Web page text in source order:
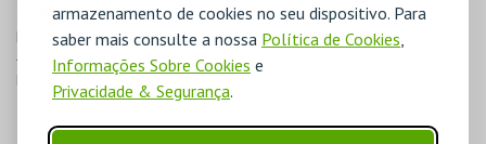
armazenamento de cookies no seu dispositivo. Para
saber mais consulte a nossa Política de Cookies,
Informações Sobre Cookies e
Privacidade & Segurança.
MORADA
Rua das Estrelas
4150-762 Porto
Direcções para Planetário do Porto